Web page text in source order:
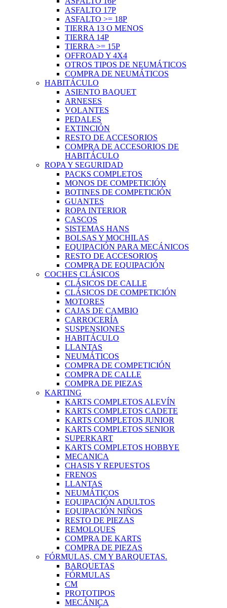
ASFALTO 17P
ASFALTO >= 18P
TIERRA 13 O MENOS
TIERRA 14P
TIERRA >= 15P
OFFROAD Y 4X4
OTROS TIPOS DE NEUMÁTICOS
COMPRA DE NEUMÁTICOS
HABITÁCULO
ASIENTO BAQUET
ARNESES
VOLANTES
PEDALES
EXTINCIÓN
RESTO DE ACCESORIOS
COMPRA DE ACCESORIOS DE
HABITÁCULO
ROPA Y SEGURIDAD
PACKS COMPLETOS
MONOS DE COMPETICIÓN
BOTINES DE COMPETICIÓN
GUANTES
ROPA INTERIOR
CASCOS
SISTEMAS HANS
BOLSAS Y MOCHILAS
EQUIPACIÓN PARA MECÁNICOS
RESTO DE ACCESORIOS
COMPRA DE EQUIPACIÓN
COCHES CLÁSICOS
CLÁSICOS DE CALLE
CLÁSICOS DE COMPETICIÓN
MOTORES
CAJAS DE CAMBIO
CARROCERÍA
SUSPENSIONES
HABITÁCULO
LLANTAS
NEUMÁTICOS
COMPRA DE COMPETICIÓN
COMPRA DE CALLE
COMPRA DE PIEZAS
KARTING
KARTS COMPLETOS ALEVÍN
KARTS COMPLETOS CADETE
KARTS COMPLETOS JUNIOR
KARTS COMPLETOS SENIOR
SUPERKART
KARTS COMPLETOS HOBBYE
MECANICA
CHASIS Y REPUESTOS
FRENOS
LLANTAS
NEUMÁTICOS
EQUIPACIÓN ADULTOS
EQUIPACIÓN NIÑOS
RESTO DE PIEZAS
REMOLQUES
COMPRA DE KARTS
COMPRA DE PIEZAS
FÓRMULAS, CM Y BARQUETAS.
BARQUETAS
FÓRMULAS
CM
PROTOTIPOS
MECÁNICA